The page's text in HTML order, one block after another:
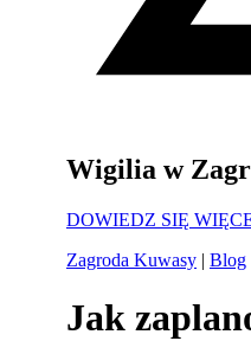
Wigilia w
DOWIEDZ SIĘ
Zagroda Kuwasy | Blog
Jak